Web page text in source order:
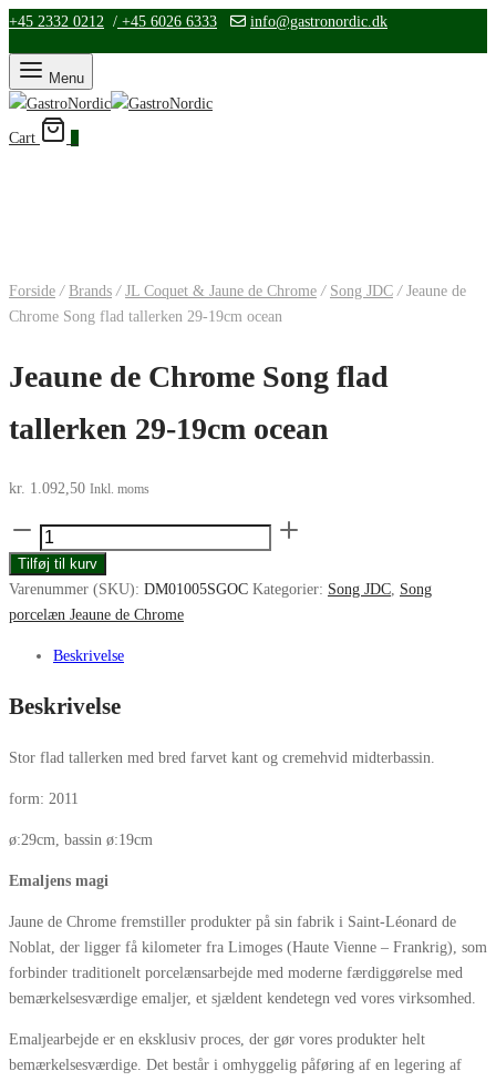
+45 2332 0212 / +45 6026 6333 info@gastronordic.dk
Menu
Cart
Forside / Brands / JL Coquet & Jaune de Chrome / Song JDC /Jeaune de
Chrome Song flad tallerken 29-19cm ocean
Jeaune de Chrome Song flad
tallerken 29-19cm ocean
kr. 1.092,50 Inkl. moms
Jeaune
de
Chrome
tallerken
19cm
antal
Tilføj til kurv
Varenummer (SKU): DM01005SGOC Kategorier: Song JDC Song
porcelæn Jeaune de Chrome
Beskrivelse
Beskrivelse
Stor flad tallerken med bred farvet kant og cremehvid midterbassin.
form: 2011
ø:29cm, bassin ø:19cm
Emaljens magi
Jaune de Chrome fremstiller produkter på sin fabrik i Saint-Léonard de
Noblat, der ligger få kilometer fra Limoges (Haute Vienne – Frankrig), som
forbinder traditionelt porcelænsarbejde med moderne færdiggørelse med
bemærkelsesværdige emaljer, et sjældent kendetegn ved vores virksomhed.
Emaljearbejde er en eksklusiv proces, der gør vores produkter helt
bemærkelsesværdige. Det består i omhyggelig påføring af en legering af